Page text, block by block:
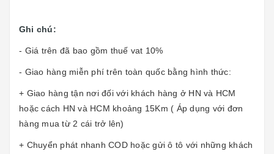
Ghi chú:
- Giá trên đã bao gồm thuế vat 10%
- Giao hàng miễn phí trên toàn quốc bằng hình thức:
+ Giao hàng tận nơi đối với khách hàng ở HN và HCM
hoặc cách HN và HCM khoảng 15Km ( Áp dụng với đơn
hàng mua từ 2 cái trở lên)
+ Chuyển phát nhanh COD hoặc gửi ô tô với những khách